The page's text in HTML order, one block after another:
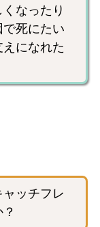
なったり
死にたい
になれた
ッチフレ